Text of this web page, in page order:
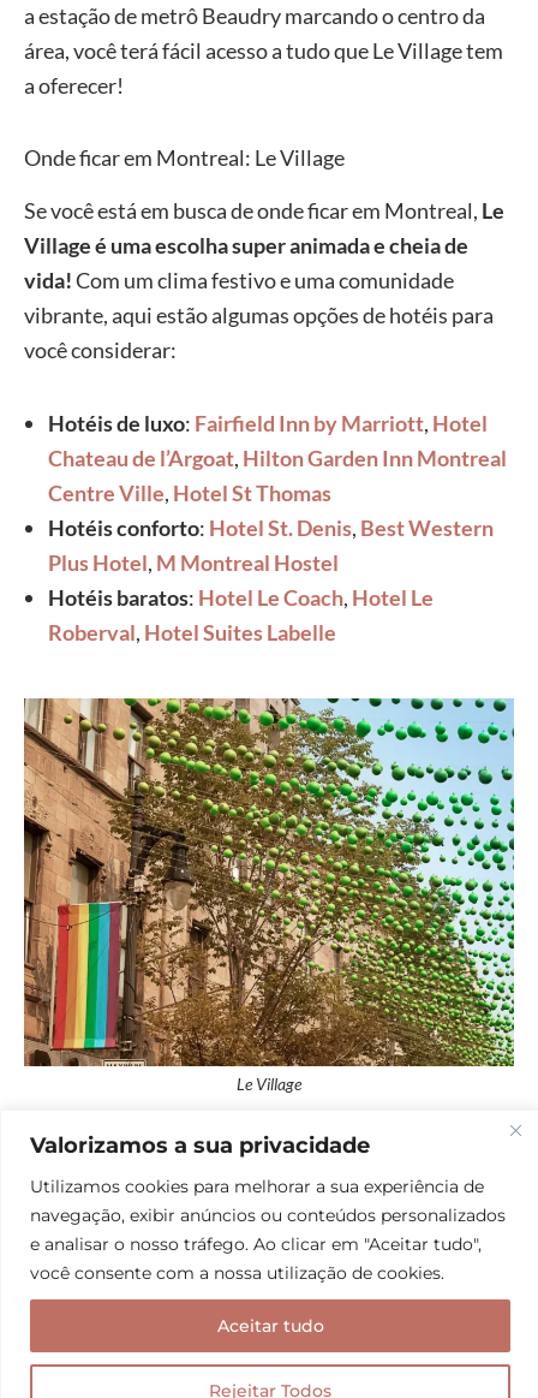
Valorizamos a sua privacidade
Utilizamos cookies para melhorar a sua experiência de
navegação, exibir anúncios ou conteúdos personalizados
e analisar o nosso tráfego. Ao clicar em "Aceitar tudo",
você consente com a nossa utilização de cookies.
Rejeitar Todos
Aceitar tudo
a estação de metrô Beaudry marcando o centro da
área, você terá fácil acesso a tudo que Le Village tem
a oferecer!
Onde ficar em Montreal: Le Village
Se você está em busca de onde ficar em Montreal, Le
Village é uma escolha super animada e cheia de
vida!Com um clima festivo e uma comunidade
vibrante, aqui estão algumas opções de hotéis para
você considerar:
Hotéis de luxo: Fairfield Inn by Marriott, Hotel
Chateau de l’Argoat, Hilton Garden Inn Montreal
Centre Ville, Hotel St Thomas
Hotéis conforto: Hotel St. Denis, Best Western
Plus Hotel, M Montreal Hostel
Hotéis baratos: Hotel Le Coach, Hotel Le
Roberval, Hotel Suites Labelle
Le Village
Onde ficar em Montreal: melhores hotéis
Agora é hora de falarmos sobre os hotéis onde se
hospedar em Montreal. Nesse guia, vamos
apresentar as melhores alternativas, que vão
atender a todos os estilos e orçamentos. Prepare-se
para descobrir opções incríveis que tornarão sua
estadia uma experiência inesquecível!